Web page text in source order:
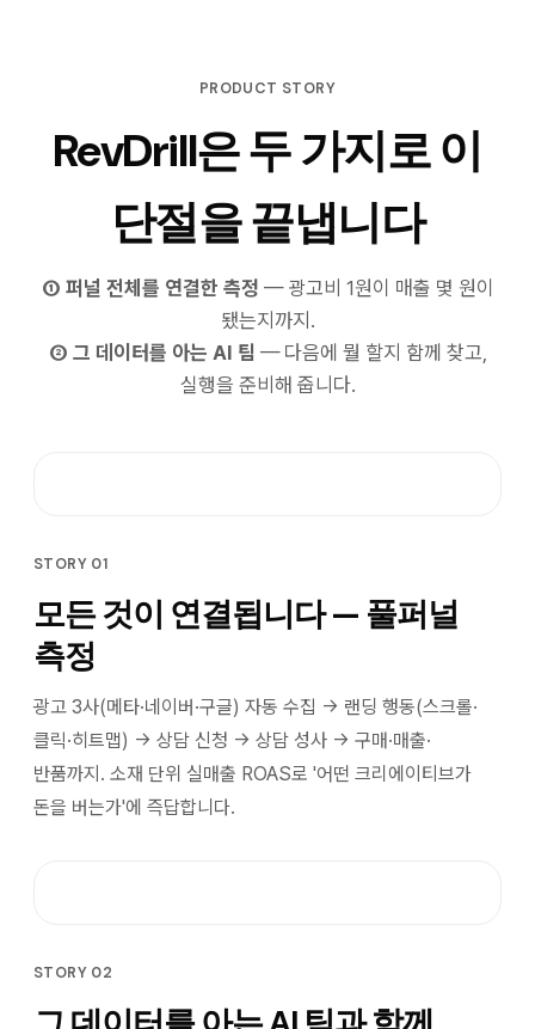
PRODUCT STORY
RevDrill은 두 가지로 이
단절을 끝냅니다
① 퍼널 전체를 연결한 측정 — 광고비 1원이 매출 몇 원이
됐는지까지.
② 그 데이터를 아는 AI 팀 — 다음에 뭘 할지 함께 찾고,
실행을 준비해 줍니다.
STORY 01
모든 것이 연결됩니다 — 풀퍼널
측정
광고 3사(메타·네이버·구글) 자동 수집 → 랜딩 행동(스크롤·
클릭·히트맵) → 상담 신청 → 상담 성사 → 구매·매출·
반품까지. 소재 단위 실매출 ROAS로 '어떤 크리에이티브가
돈을 버는가'에 즉답합니다.
STORY 02